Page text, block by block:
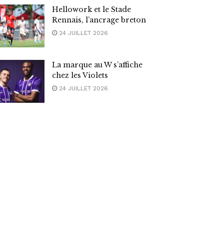
Hellowork et le Stade
Rennais, l’ancrage breton
24 JUILLET 2026
La marque au W s’affiche
chez les Violets
24 JUILLET 2026